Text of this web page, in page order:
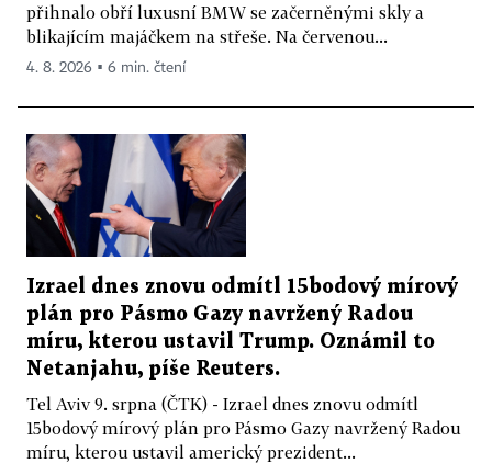
přihnalo obří luxusní BMW se začerněnými skly a
blikajícím majáčkem na střeše. Na červenou...
4. 8. 2026 ▪ 6 min. čtení
Izrael dnes znovu odmítl 15bodový mírový
plán pro Pásmo Gazy navržený Radou
míru, kterou ustavil Trump. Oznámil to
Netanjahu, píše Reuters.
Tel Aviv 9. srpna (ČTK) - Izrael dnes znovu odmítl
15bodový mírový plán pro Pásmo Gazy navržený Radou
míru, kterou ustavil americký prezident...